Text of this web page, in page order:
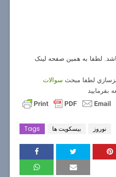
لطفا به همین صفحه لینک
لطفا مبحث سوالات
بفرماييد
Tags بیسکویت ها نوروز